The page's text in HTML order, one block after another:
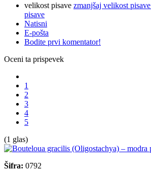
velikost pisave zmanjšaj velikost pisave
pisave
Natisni
E-pošta
Bodite prvi komentator!
Oceni ta prispevek
1
2
3
4
5
(1 glas)
Šifra: 0792